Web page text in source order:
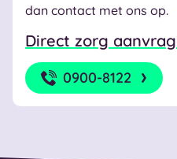
dan contact met ons op.
Direct zorg
0900-8122